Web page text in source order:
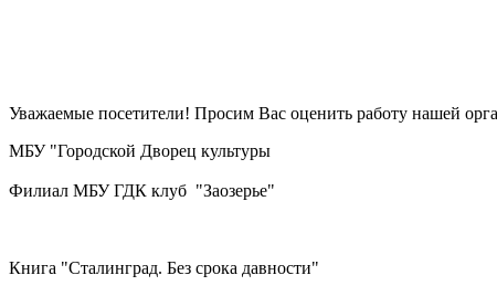
Уважаемые посетители! Просим Вас оценить работу нашей
МБУ "Городской Дворец культуры
Филиал МБУ ГДК клуб "Заозерье"
Книга "Сталинград. Без срока давности"